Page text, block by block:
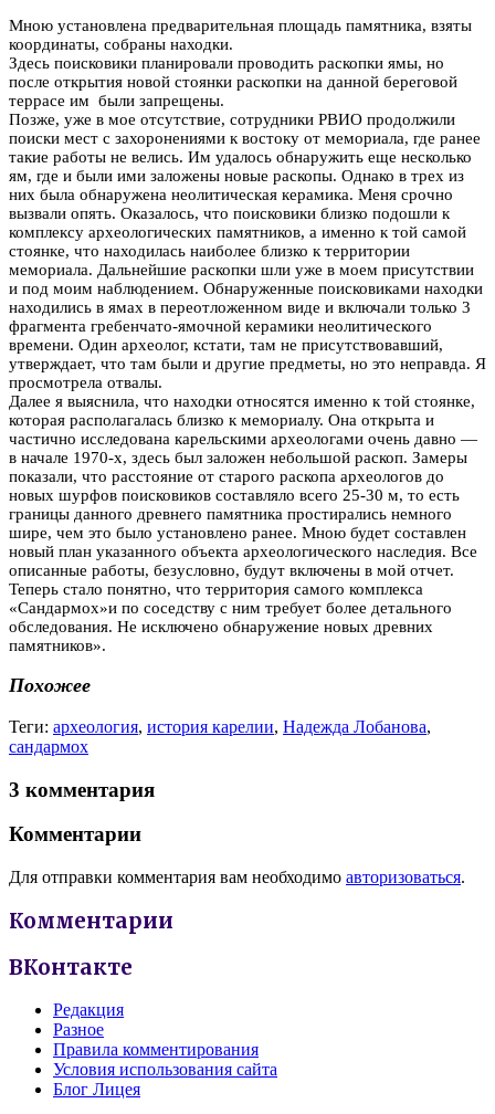
Мною установлена предварительная площадь памятника, взяты
координаты, собраны находки.
Здесь поисковики планировали проводить раскопки ямы, но
после открытия новой стоянки раскопки на данной береговой
террасе им были запрещены.
Позже, уже в мое отсутствие, сотрудники РВИО продолжили
поиски мест с захоронениями к востоку от мемориала, где ранее
такие работы не велись. Им удалось обнаружить еще несколько
ям, где и были ими заложены новые раскопы. Однако в трех из
них была обнаружена неолитическая керамика. Меня срочно
вызвали опять. Оказалось, что поисковики близко подошли к
комплексу археологических памятников, а именно к той самой
стоянке, что находилась наиболее близко к территории
мемориала. Дальнейшие раскопки шли уже в моем присутствии
и под моим наблюдением. Обнаруженные поисковиками находки
находились в ямах в переотложенном виде и включали только 3
фрагмента гребенчато-ямочной керамики неолитического
времени. Один археолог, кстати, там не присутствовавший,
утверждает, что там были и другие предметы, но это неправда. Я
просмотрела отвалы.
Далее я выяснила, что находки относятся именно к той стоянке,
которая располагалась близко к мемориалу. Она открыта и
частично исследована карельскими археологами очень давно —
в начале 1970-х, здесь был заложен небольшой раскоп. Замеры
показали, что расстояние от старого раскопа археологов до
новых шурфов поисковиков составляло всего 25-30 м, то есть
границы данного древнего памятника простирались немного
шире, чем это было установлено ранее. Мною будет составлен
новый план указанного объекта археологического наследия. Все
описанные работы, безусловно, будут включены в мой отчет.
Теперь стало понятно, что территория самого комплекса
«Сандармох»и по соседству с ним требует более детального
обследования. Не исключено обнаружение новых древних
памятников».
Похожее
Теги: археология, история карелии, Надежда Лобанова,
сандармох
3 комментария
Комментарии
Для отправки комментария вам необходимо авторизоваться.
Комментарии
ВКонтакте
Редакция
Разное
Правила комментирования
Условия использования сайта
Блог Лицея